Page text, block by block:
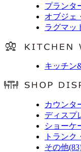
プランタ
オブジェ
ラグマッ
キッチン
カウンタ
ディスプ
ショーケ
トランク
その他